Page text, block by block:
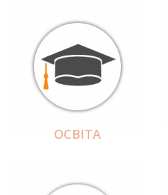
ОСВІТА